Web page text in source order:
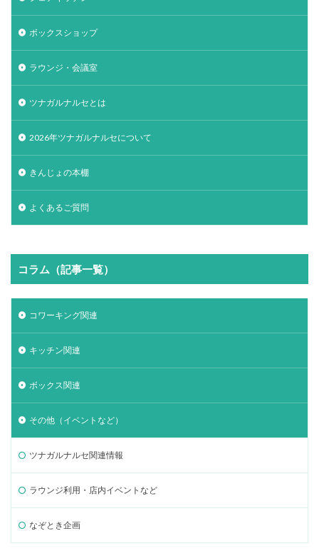
ボックスショップ
ラウンジ・会議室
ツナガルナルセとは
2026年ツナガルナルセについて
きんじょの本棚
よくあるご質問
コラム（記事一覧）
コワーキング関連
キッチン関連
ボックス関連
その他（イベントなど）
ツナガルナルセ関連情報
ラウンジ利用・店内イベントなど
なぞとき企画